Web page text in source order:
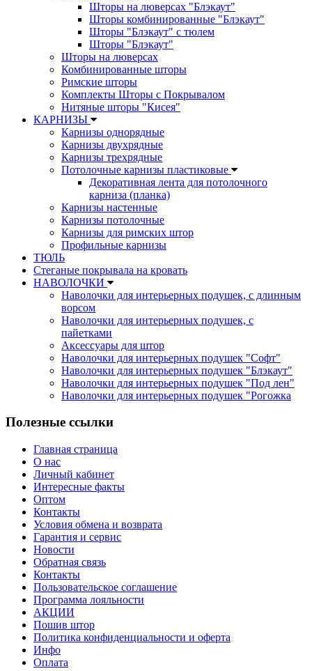
Шторы на люверсах "Блэкаут"
Шторы комбинированные "Блэкаут"
Шторы "Блэкаут" с тюлем
Шторы "Блэкаут"
Шторы на люверсах
Комбинированные шторы
Римские шторы
Комплекты Шторы c Покрывалом
Нитяные шторы "Кисея"
КАРНИЗЫ
Карнизы однорядные
Карнизы двухрядные
Карнизы трехрядные
Потолочные карнизы пластиковые
Декоративная лента для потолочного
карниза (планка)
Карнизы настенные
Карнизы потолочные
Карнизы для римских штор
Профильные карнизы
ТЮЛЬ
Стеганые покрывала на кровать
НАВОЛОЧКИ
Наволочки для интерьерных подушек, с длинным
ворсом
Наволочки для интерьерных подушек, с
пайетками
Аксессуары для штор
Наволочки для интерьерных подушек "Софт"
Наволочки для интерьерных подушек "Блэкаут"
Наволочки для интерьерных подушек "Под лен"
Наволочки для интерьерных подушек "Рогожка
Полезные ссылки
Главная страница
О нас
Личный кабинет
Интересные факты
Оптом
Контакты
Условия обмена и возврата
Гарантия и сервис
Новости
Обратная связь
Контакты
Пользовательское соглашение
Программа лояльности
АКЦИИ
Пошив штор
Политика конфиденциальности и оферта
Инфо
Оплата